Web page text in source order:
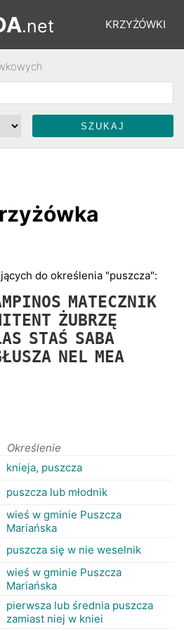
KRZYŻÓWKI
ŁAMIGŁÓWKI
FORUM
RANKINGI
.net
do określenia "puszcza":
MATECZNIK
ŻUBRZĘ
STAŚ SABA
NEL MEA
Określenie
knieja, puszcza
puszcza lub młodnik
wieś w gminie Puszcza
Mariańska
puszcza się w nie weselnik
wieś w gminie Puszcza
Mariańska
pierwsza lub średnia puszcza
zamiast niej w kniei